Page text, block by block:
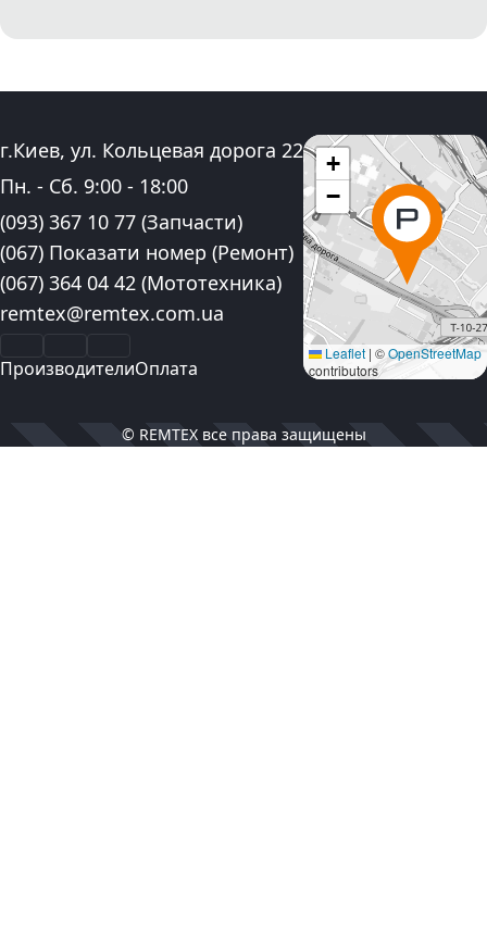
Адрес:
г.Киев, ул. Кольцевая дорога 22
График работы:
Пн. - Сб. 9:00 - 18:00
Контактные номера телефона:
(093) 367 10 77 (Запчасти)
(067) Показати номер (Ремонт)
(067) 364 04 42 (Мототехника)
Электронная почта:
remtex@remtex.com.ua
ПроизводителиОплата
+
−
Leaflet | ©OpenStreetMap
contributors
© REMTEX все права защищены